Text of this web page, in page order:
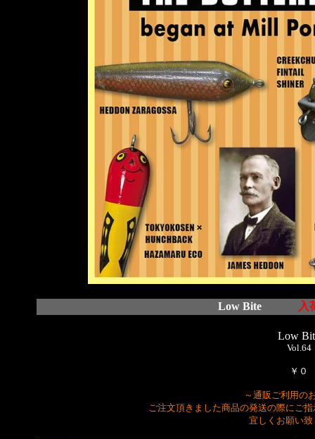
Low Bite 入
Low
Vol.64
￥０
～通販ご利用の
ご注文頂きました商品の発送の際にご
宜しくお願い致